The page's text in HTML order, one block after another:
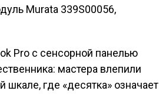
Murata 339S00056,
Pro с сенсорной панелью
мастера влепили
шкале, где «десятка» означает